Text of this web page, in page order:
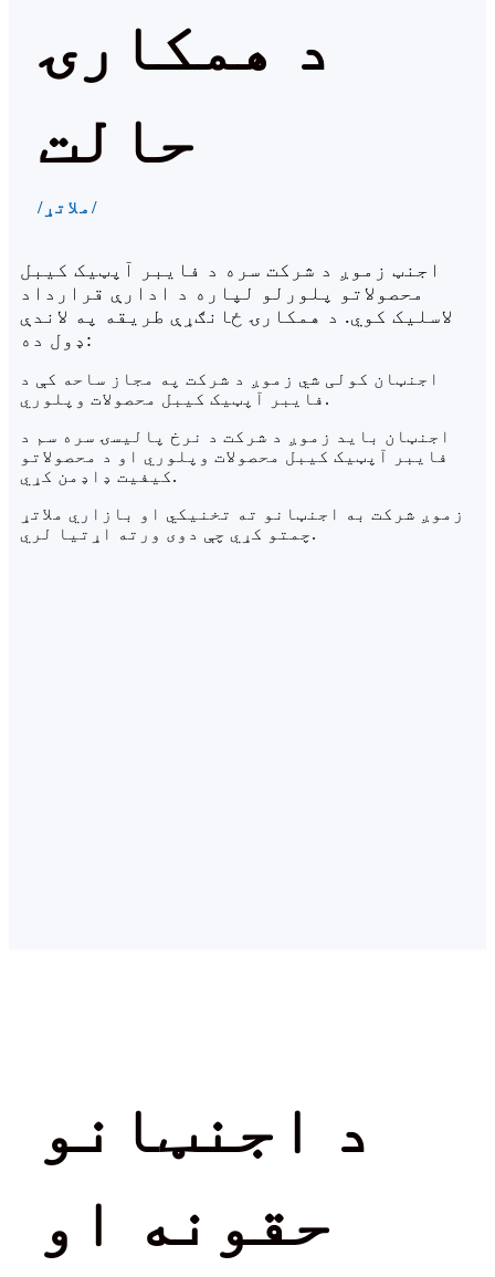
د همکارۍ
حالت
/ملاتړ/
اجنټ زموږ د شرکت سره د فایبر آپټیک کیبل
محصولاتو پلورلو لپاره د ادارې قرارداد
لاسلیک کوي. د همکارۍ ځانګړې طریقه په لاندې
ډول ده:
اجنټان کولی شي زموږ د شرکت په مجاز ساحه کې د
فایبر آپټیک کیبل محصولات وپلوري.
اجنټان باید زموږ د شرکت د نرخ پالیسۍ سره سم د
فایبر آپټیک کیبل محصولات وپلوري او د محصولاتو
کیفیت ډاډمن کړي.
زموږ شرکت به اجنټانو ته تخنیکي او بازاري ملاتړ
چمتو کړي چې دوی ورته اړتیا لري.
د اجنټانو
حقونه او